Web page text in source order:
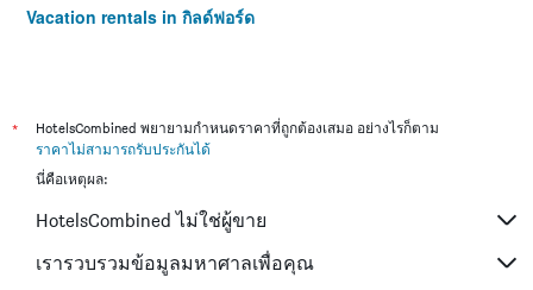
Vacation rentals in กิลด์ฟอร์ด
*
HotelsCombined พยายามกำหนดราคาที่ถูกต้องเสมอ อย่างไรก็ตาม
ราคาไม่สามารถรับประกันได้
นี่คือเหตุผล:
HotelsCombined ไม่ใช่ผู้ขาย
เรารวบรวมข้อมูลมหาศาลเพื่อคุณ